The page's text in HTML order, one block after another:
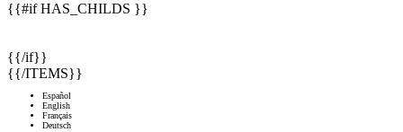
{{#if HAS_CHILDS }}
{{/if}}
{{/ITEMS}}
Español
English
Français
Deutsch